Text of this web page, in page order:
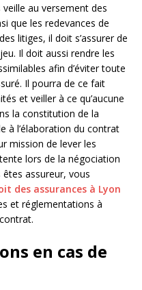
au versement des
que les redevances de
litiges, il doit s’assurer de
Il doit aussi rendre les
afin d’éviter toute
Il pourra de ce fait
et veiller à ce qu’aucune
la constitution de la
à l’élaboration du contrat
mission de lever les
lors de la négociation
êtes assureur, vous
des assurances à Lyon
et réglementations à
en cas de